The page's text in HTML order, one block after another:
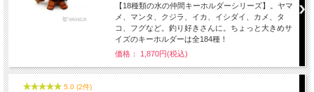
【18種類の水の仲間キーホルダーシリーズ】。ヤマ
メ、マンタ、クジラ、イカ、イシダイ、カメ、タ
コ、フグなど。釣り好きさんに。ちょっと大きめサ
イズのキーホルダーは全184種！
価格： 1,870円(税込)
5.0 (2件)